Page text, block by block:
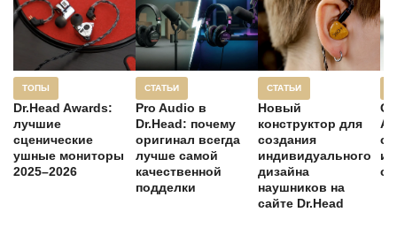
ТОПЫ
Dr.Head Awards:
лучшие
сценические
ушные мониторы
2025–2026
СТАТЬИ
Pro Audio в
Dr.Head: почему
оригинал всегда
лучше самой
качественной
подделки
СТАТЬИ
Новый
конструктор для
создания
индивидуального
дизайна
наушников на
сайте Dr.Head